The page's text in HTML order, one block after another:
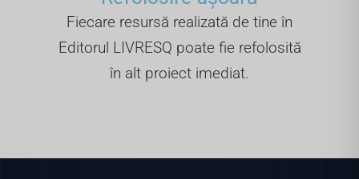
Fiecare resursă realizată de tine în
Editorul LIVRESQ poate fie refolosită
în alt proiect imediat.